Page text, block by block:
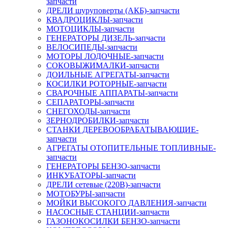
ДРЕЛИ шуруповерты (АКБ)-запчасти
КВАДРОЦИКЛЫ-запчасти
МОТОЦИКЛЫ-запчасти
ГЕНЕРАТОРЫ ДИЗЕЛЬ-запчасти
ВЕЛОСИПЕДЫ-запчасти
МОТОРЫ ЛОДОЧНЫЕ-запчасти
СОКОВЫЖИМАЛКИ-запчасти
ДОИЛЬНЫЕ АГРЕГАТЫ-запчасти
КОСИЛКИ РОТОРНЫЕ-запчасти
СВАРОЧНЫЕ АППАРАТЫ-запчасти
СЕПАРАТОРЫ-запчасти
СНЕГОХОДЫ-запчасти
ЗЕРНОДРОБИЛКИ-запчасти
СТАНКИ ДЕРЕВООБРАБАТЫВАЮЩИЕ-
запчасти
АГРЕГАТЫ ОТОПИТЕЛЬНЫЕ ТОПЛИВНЫЕ-
запчасти
ГЕНЕРАТОРЫ БЕНЗО-запчасти
ИНКУБАТОРЫ-запчасти
ДРЕЛИ сетевые (220В)-запчасти
МОТОБУРЫ-запчасти
МОЙКИ ВЫСОКОГО ДАВЛЕНИЯ-запчасти
НАСОСНЫЕ СТАНЦИИ-запчасти
ГАЗОНОКОСИЛКИ БЕНЗО-запчасти